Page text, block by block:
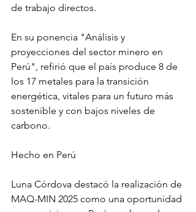
de trabajo directos.
En su ponencia "Análisis y
proyecciones del sector minero en
Perú", refirió que el país produce 8 de
los 17 metales para la transición
energética, vitales para un futuro más
sostenible y con bajos niveles de
carbono.
Hecho en Perú
Luna Córdova destacó la realización de
MAQ-MIN 2025 como una oportunidad